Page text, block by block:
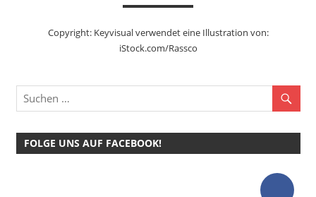
Copyright: Keyvisual verwendet eine Illustration von:
iStock.com/Rassco
FOLGE UNS AUF FACEBOOK!